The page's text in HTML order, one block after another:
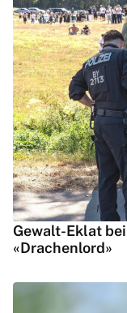
Gewalt-Eklat
«Drachenlord»